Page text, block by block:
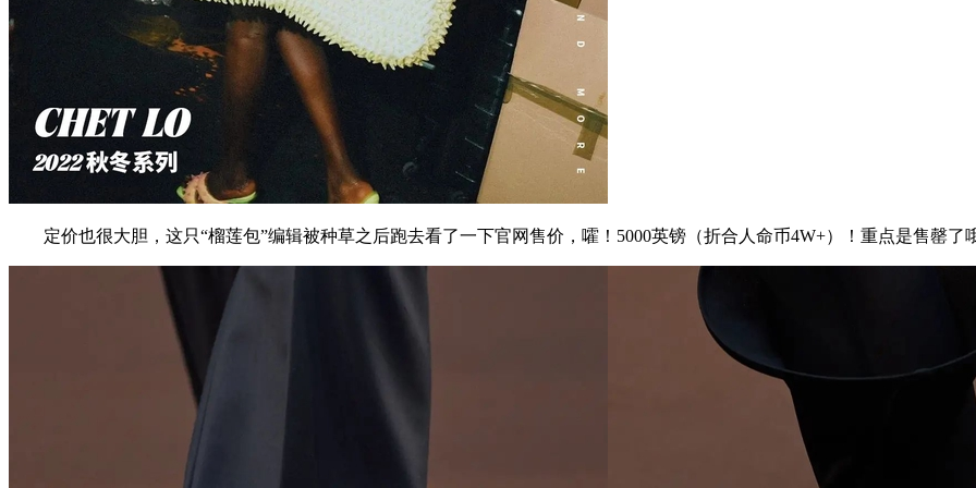
定价也很大胆，这只“榴莲包”编辑被种草之后跑去看了一下官网售价，嚯！5000英镑（折合人命币4W+）！重点是售罄了